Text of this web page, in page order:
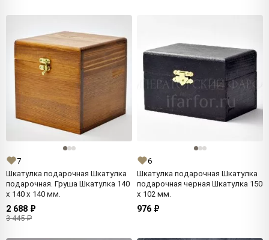
7
Шкатулка подарочная Шкатулка
подарочная. Груша Шкатулка 140
x 140 x 140 мм.
2 688 ₽
3 445 ₽
6
Шкатулка подарочная Шкатулка
подарочная черная Шкатулка 150
x 102 мм.
976 ₽